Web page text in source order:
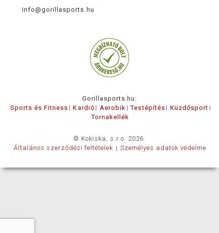
info@gorillasports.hu
Gorillasports.hu:
Sports és Fitness
Kardió Aerobik Testépítés
Küzdősport
Tornakellék
© Kokiska, s.r.o. 2026.
Általános szerződési feltételek
Személyes adatok védelme